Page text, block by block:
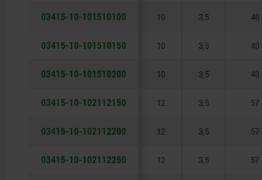
03415-10-101510100 10 3,5 40
03415-10-101510150 10 3,5 40
03415-10-101510200 10 3,5 40
03415-10-102112150 12 3,5 57
03415-10-102112200 12 3,5 57
03415-10-102112250 12 3,5 57